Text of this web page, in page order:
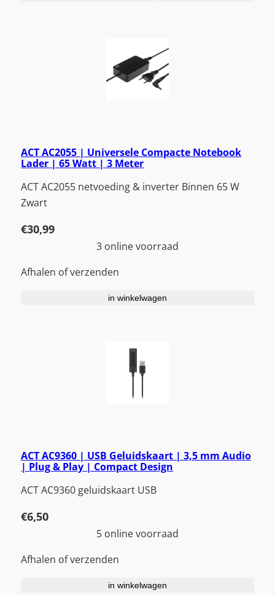
ACT AC2055 | Universele Compacte Notebook
Lader | 65 Watt | 3 Meter
ACT AC2055 netvoeding & inverter Binnen 65 W
Zwart
€30,99
3 online voorraad
Afhalen of verzenden
in winkelwagen
ACT AC9360 | USB Geluidskaart | 3,5 mm Audio
| Plug & Play | Compact Design
ACT AC9360 geluidskaart USB
€6,50
5 online voorraad
Afhalen of verzenden
in winkelwagen